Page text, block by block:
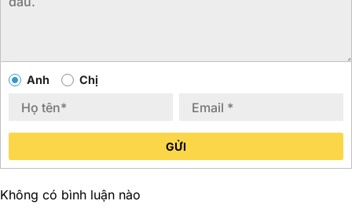
Anh Chị
GỬI
Không có bình luận nào